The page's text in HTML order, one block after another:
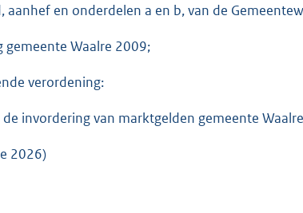
aanhef en onderdelen a en b, van de
Waalre 2009;
verordening:
invordering van marktgelden gemeente
2026)